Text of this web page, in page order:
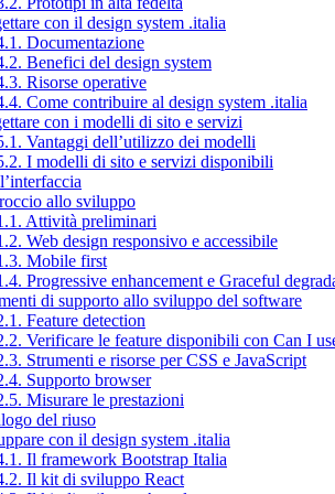
con il design system .italia
Documentazione
Benefici del design system
Risorse operative
Come contribuire al design system .italia
con i modelli di sito e servizi
Vantaggi dell’utilizzo dei modelli
I modelli di sito e servizi disponibili
allo sviluppo
Attività preliminari
Web design responsivo e accessibile
Mobile first
Progressive enhancement e Graceful
di supporto allo sviluppo del software
Feature detection
Verificare le feature disponibili con Can I
Strumenti e risorse per CSS e JavaScript
Supporto browser
Misurare le prestazioni
del riuso
con il design system .italia
Il framework Bootstrap Italia
Il kit di sviluppo React